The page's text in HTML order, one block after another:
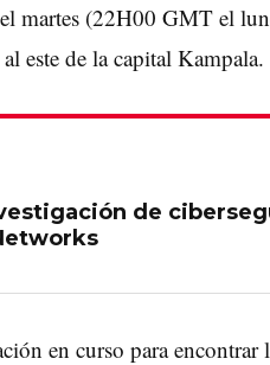
martes (22H00 GMT el
este de la capital Kampala.
de
en curso para encontrar